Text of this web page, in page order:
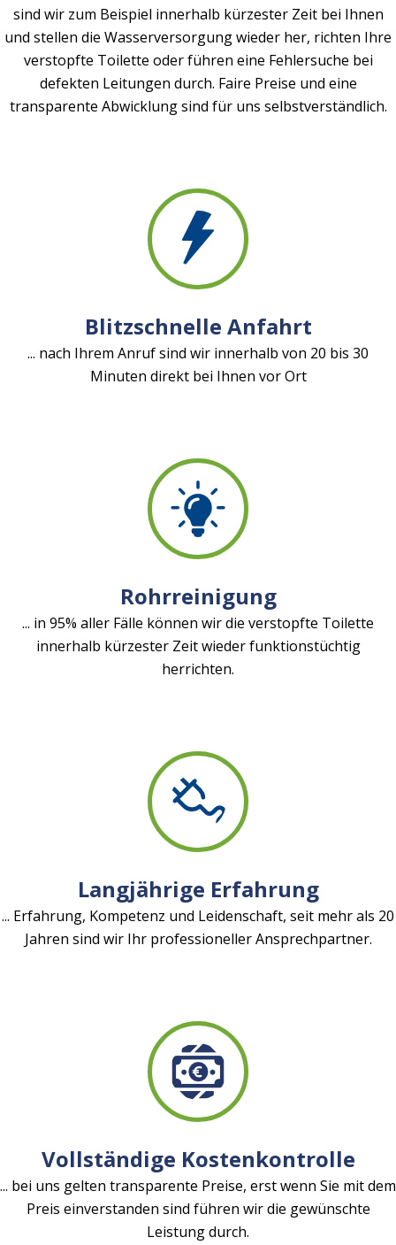
sind wir zum Beispiel innerhalb kürzester Zeit bei Ihnen
und stellen die Wasserversorgung wieder her, richten Ihre
verstopfte Toilette oder führen eine Fehlersuche bei
defekten Leitungen durch. Faire Preise und eine
transparente Abwicklung sind für uns selbstverständlich.
Blitzschnelle Anfahrt
... nach Ihrem Anruf sind wir innerhalb von 20 bis 30
Minuten direkt bei Ihnen vor Ort
Rohrreinigung
... in 95% aller Fälle können wir die verstopfte Toilette
innerhalb kürzester Zeit wieder funktionstüchtig
herrichten.
Langjährige Erfahrung
... Erfahrung, Kompetenz und Leidenschaft, seit mehr als 20
Jahren sind wir Ihr professioneller Ansprechpartner.
Vollständige Kostenkontrolle
... bei uns gelten transparente Preise, erst wenn Sie mit dem
Preis einverstanden sind führen wir die gewünschte
Leistung durch.